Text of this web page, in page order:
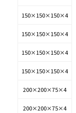
150×150×150×4
150×150×150×4
150×150×150×4
150×150×150×4
200×200×75×4
200×200×75×4